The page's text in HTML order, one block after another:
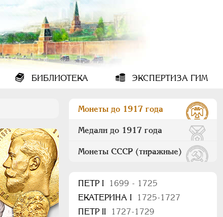
БИБЛИОТЕКА ЭКСПЕРТИЗА ГИМ
Монеты до 1917 года
Медали до 1917 года
Монеты СССР (тиражные)
ПEТР I
1699 - 1725
ЕКАТЕРИНА I
1725-1727
ПЕТР II
1727-1729